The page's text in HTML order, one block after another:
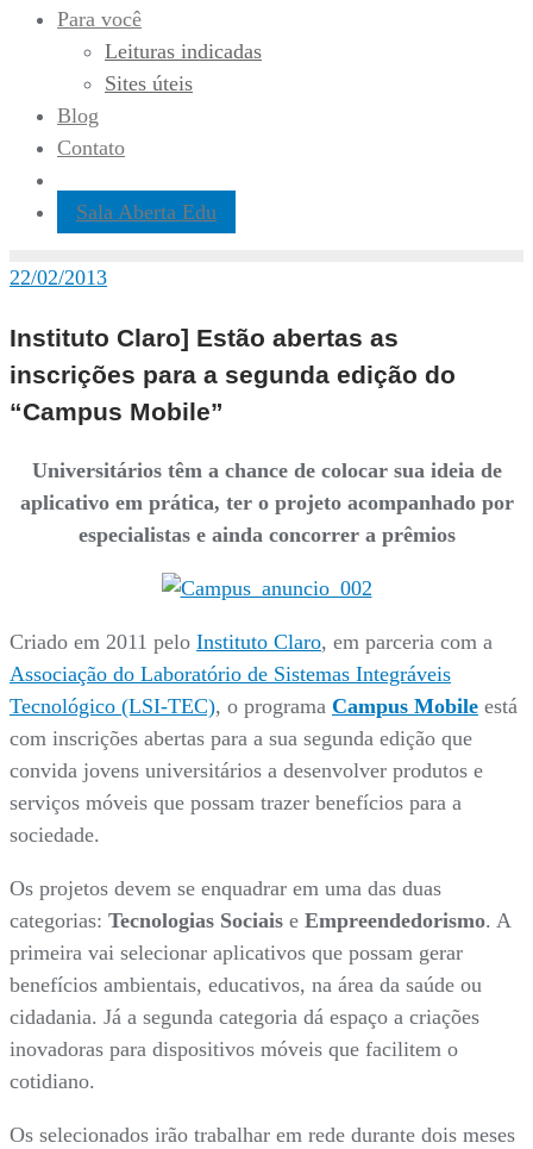
Para você
Leituras indicadas
Sites úteis
Blog
Contato
Sala Aberta Edu
22/02/2013
Instituto Claro] Estão abertas as
inscrições para a segunda edição do
“Campus Mobile”
Universitários têm a chance de colocar sua ideia de
aplicativo em prática, ter o projeto acompanhado por
especialistas e ainda concorrer a prêmios
Criado em 2011 pelo Instituto Claro, em parceria com a
Associação do Laboratório de Sistemas Integráveis
Tecnológico (LSI-TEC), o programa Campus Mobile está
com inscrições abertas para a sua segunda edição que
convida jovens universitários a desenvolver produtos e
serviços móveis que possam trazer benefícios para a
sociedade.
Os projetos devem se enquadrar em uma das duas
categorias: Tecnologias Sociais e Empreendedorismo. A
primeira vai selecionar aplicativos que possam gerar
benefícios ambientais, educativos, na área da saúde ou
cidadania. Já a segunda categoria dá espaço a criações
inovadoras para dispositivos móveis que facilitem o
cotidiano.
Os selecionados irão trabalhar em rede durante dois meses